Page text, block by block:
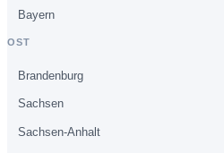
Bayern
OST
Brandenburg
Sachsen
Sachsen-Anhalt